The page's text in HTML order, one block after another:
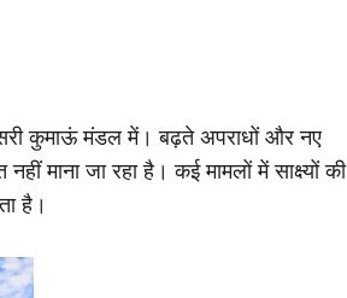
कुमाऊं मंडल में। बढ़ते अपराधों और नए
माना जा रहा है। कई मामलों में साक्ष्यों की
है।